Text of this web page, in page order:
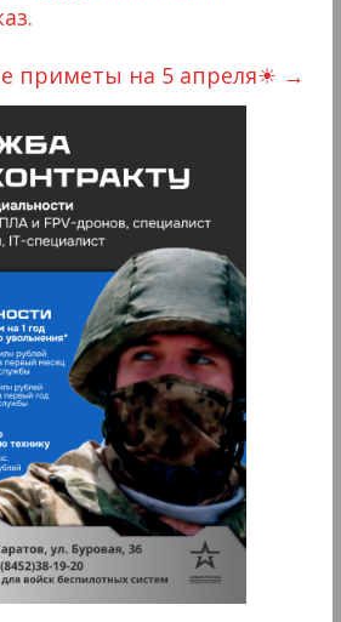
приметы на 5 апреля☀ →